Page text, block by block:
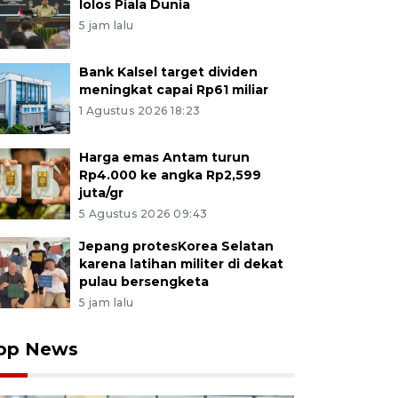
lolos Piala Dunia
5 jam lalu
Bank Kalsel target dividen
meningkat capai Rp61 miliar
1 Agustus 2026 18:23
Harga emas Antam turun
Rp4.000 ke angka Rp2,599
juta/gr
5 Agustus 2026 09:43
Jepang protesKorea Selatan
karena latihan militer di dekat
pulau bersengketa
5 jam lalu
News